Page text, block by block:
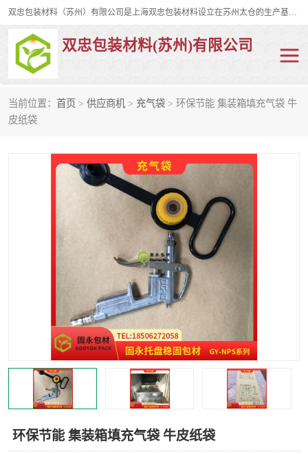
双忠包装材料（苏州）有限公司是上海双忠包装材料设立在苏州太仓的生产基地，占地约2万平米，产品主要有打孔缠绕膜，拉伸蜂窝纸，集装箱充气袋，滑托板，打包带，裹包网兜，防滑纸等箱体和托盘的运输和保护性包材。固永包材®，GooYon Pack®，是我们保护性包装材料的专属品牌。
双忠包装材料(苏州)有限公司
当前位置： 首页 > 供应商机 > 充气袋 > 环保节能 集装箱填充气袋 牛
皮纸袋
环保节能 集装箱填充气袋 牛皮纸袋
打孔缠绕膜
裹包网兜 纤维打包带
充气袋
缠绕膜
托盘裹包网兜